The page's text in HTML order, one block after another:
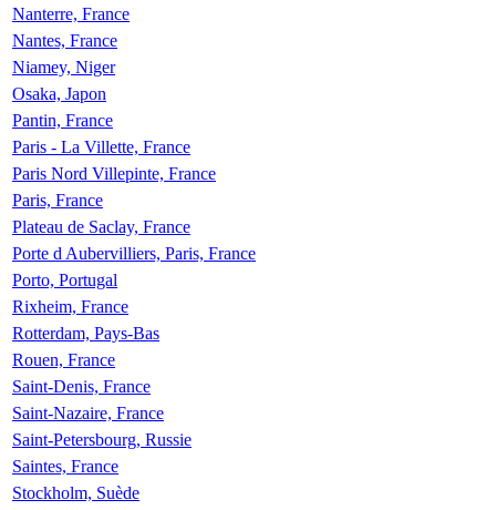
Nanterre, France
Nantes, France
Niamey, Niger
Osaka, Japon
Pantin, France
Paris - La Villette, France
Paris Nord Villepinte, France
Paris, France
Plateau de Saclay, France
Porte d Aubervilliers, Paris, France
Porto, Portugal
Rixheim, France
Rotterdam, Pays-Bas
Rouen, France
Saint-Denis, France
Saint-Nazaire, France
Saint-Petersbourg, Russie
Saintes, France
Stockholm, Suède